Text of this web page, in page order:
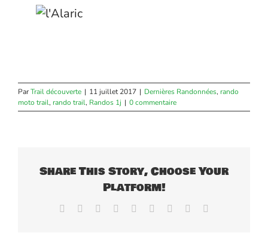
ParTrail découverte | 11 juillet 2017 | Dernières Randonnées, rando
moto trail, rando trail, Randos 1j | 0 commentaire
Share This Story, Choose Your
Platform!
Facebook Reddit LinkedInWhatsApp
TumblrPinterest